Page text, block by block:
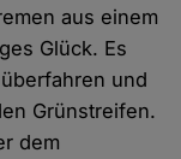
aus einem
Glück. Es
und
Grünstreifen.
dem